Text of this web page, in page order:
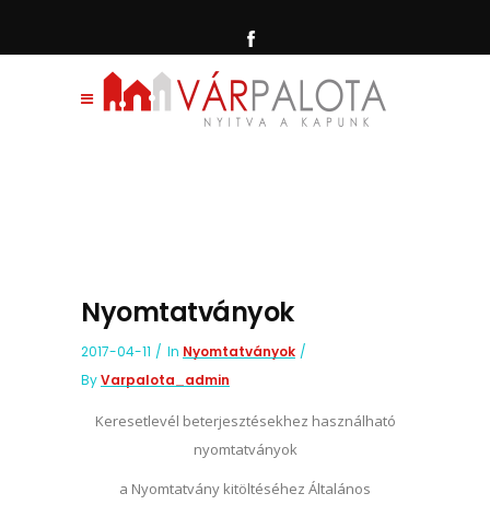
Nyomtatványok
2017-04-11 In Nyomtatványok
ByVarpalota_admin
Keresetlevél beterjesztésekhez használható
nyomtatványok
a Nyomtatvány kitöltéséhez Általános